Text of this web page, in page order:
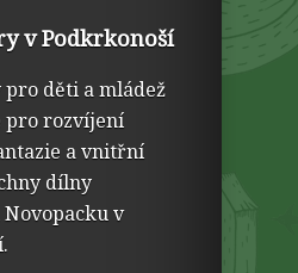
v Podkrkonoší
děti a mládež
pro rozvíjení
a vnitřní
dílny
v